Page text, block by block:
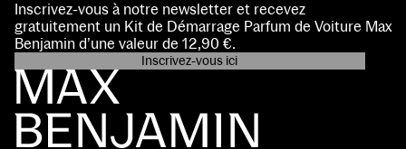
Inscrivez-vous à notre newsletter et recevez
gratuitement un Kit de Démarrage Parfum de Voiture Max
Benjamin d’une valeur de 12,90 €.
Inscrivez-vous ici
Politique de confidentialité
Coordonnées
Conditions d’utilisation